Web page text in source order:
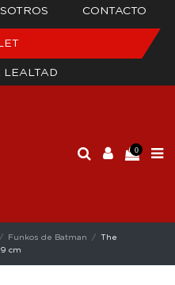
CONTACTO
LEALTAD
0
Funkos de Batman
The
cm